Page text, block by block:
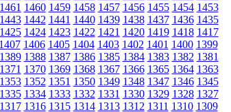
1461 1460 1459 1458 1457 1456 1455 1454 1453
1443 1442 1441 1440 1439 1438 1437 1436 1435
1425 1424 1423 1422 1421 1420 1419 1418 1417
1407 1406 1405 1404 1403 1402 1401 1400 1399
1389 1388 1387 1386 1385 1384 1383 1382 1381
1371 1370 1369 1368 1367 1366 1365 1364 1363
1353 1352 1351 1350 1349 1348 1347 1346 1345
1335 1334 1333 1332 1331 1330 1329 1328 1327
1317 1316 1315 1314 1313 1312 1311 1310 1309